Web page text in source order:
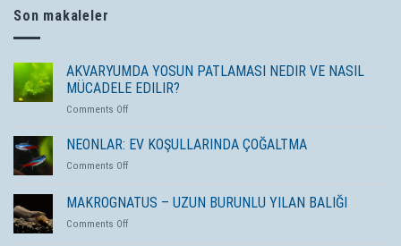
Son makaleler
AKVARYUMDA YOSUN PATLAMASI NEDIR VE NASIL
MÜCADELE EDILIR?
Comments Offon
YOSUN
PATLAMASI
NASIL
NEONLAR: EV KOŞULLARINDA ÇOĞALTMA
Comments Offon
EV
KOŞULLARINDA
ÇOĞALTMA
MAKROGNATUS – UZUN BURUNLU YILAN BALIĞI
Comments Offon